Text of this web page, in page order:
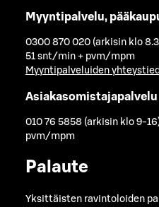
Myyntipalvelu,
0300 870 020 (arkisin klo
51 snt/min + pvm/mpm
Myyntipalveluiden
Asiakasomistajapalvelu
010 76 5858 (arkisin klo 9-
pvm/mpm
Palaute
Yksittäisten ravintoloiden